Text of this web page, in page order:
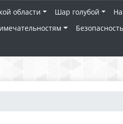
области Шар голубой